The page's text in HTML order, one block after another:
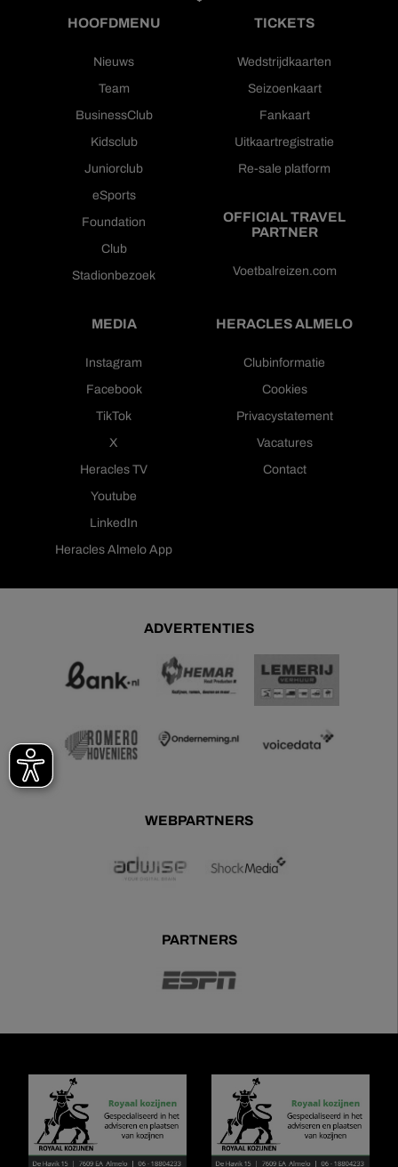
HOOFDMENU
Nieuws
Team
BusinessClub
Kidsclub
Juniorclub
eSports
Foundation
Club
Stadionbezoek
TICKETS
Wedstrijdkaarten
Seizoenkaart
Fankaart
Uitkaartregistratie
Re-sale platform
OFFICIAL TRAVEL
PARTNER
Voetbalreizen.com
MEDIA
Instagram
Facebook
TikTok
X
Heracles TV
Youtube
LinkedIn
Heracles Almelo App
HERACLES ALMELO
Clubinformatie
Cookies
Privacystatement
Vacatures
Contact
ADVERTENTIES
WEBPARTNERS
PARTNERS